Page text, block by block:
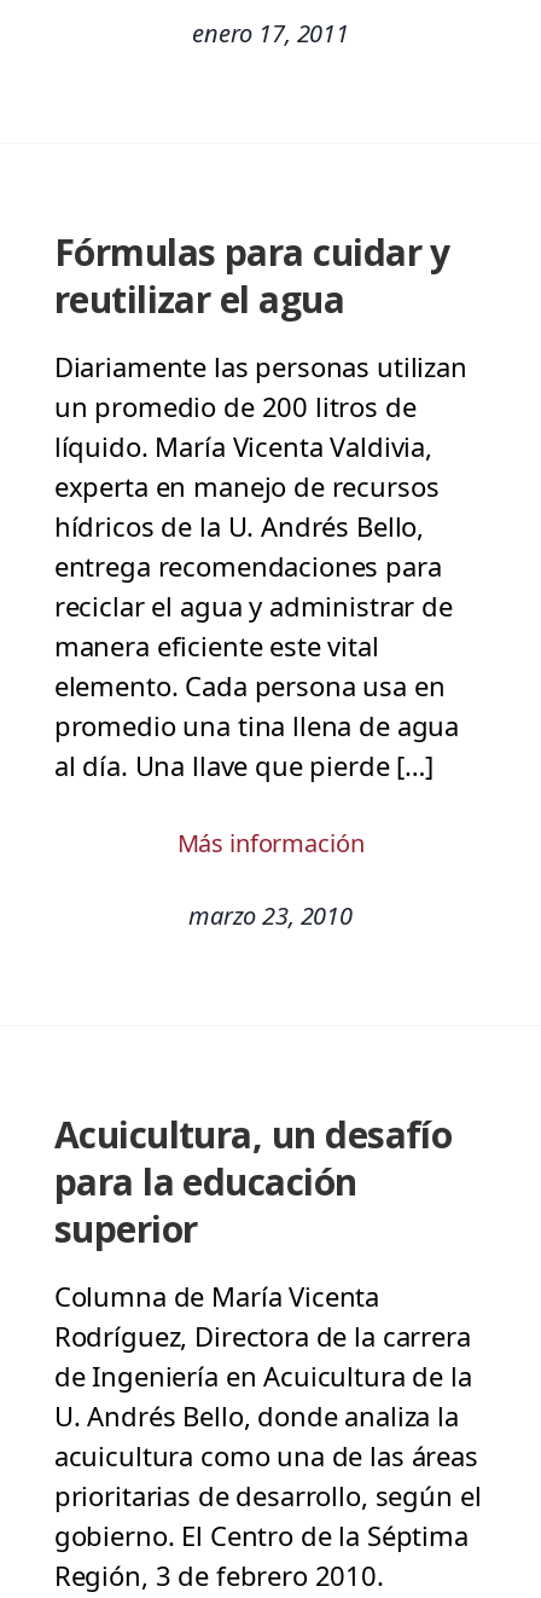
enero 17, 2011
Fórmulas para cuidar y
reutilizar el agua
Diariamente las personas utilizan
un promedio de 200 litros de
líquido. María Vicenta Valdivia,
experta en manejo de recursos
hídricos de la U. Andrés Bello,
entrega recomendaciones para
reciclar el agua y administrar de
manera eficiente este vital
elemento. Cada persona usa en
promedio una tina llena de agua
al día. Una llave que pierde […]
Más información
marzo 23, 2010
Acuicultura, un desafío
para la educación
superior
Columna de María Vicenta
Rodríguez, Directora de la carrera
de Ingeniería en Acuicultura de la
U. Andrés Bello, donde analiza la
acuicultura como una de las áreas
prioritarias de desarrollo, según el
gobierno. El Centro de la Séptima
Región, 3 de febrero 2010.